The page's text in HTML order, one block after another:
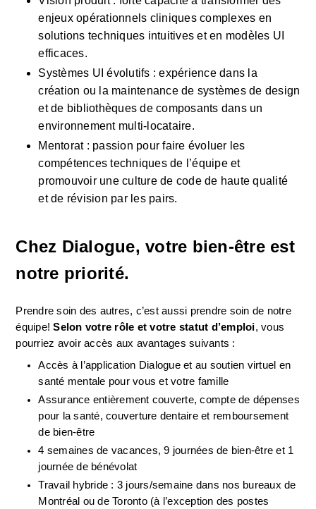
enjeux opérationnels cliniques complexes en
solutions techniques intuitives et en modèles UI
efficaces.
Systèmes UI évolutifs : expérience dans la
création ou la maintenance de systèmes de design
et de bibliothèques de composants dans un
environnement multi-locataire.
Mentorat : passion pour faire évoluer les
compétences techniques de l’équipe et
promouvoir une culture de code de haute qualité
et de révision par les pairs.
Chez Dialogue, votre bien-être est
notre priorité.
Prendre soin des autres, c’est aussi prendre soin de notre
équipe! Selon votre rôle et votre statut d’emploi, vous
pourriez avoir accès aux avantages suivants :
Accès à l’application Dialogue et au soutien virtuel en
santé mentale pour vous et votre famille
Assurance entièrement couverte, compte de dépenses
pour la santé, couverture dentaire et remboursement
de bien-être
4 semaines de vacances, 9 journées de bien-être et 1
journée de bénévolat
Travail hybride : 3 jours/semaine dans nos bureaux de
Montréal ou de Toronto (à l’exception des postes